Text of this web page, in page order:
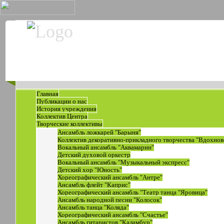
Главная
Публикации о нас
История учреждения
Коллектив Центра
Творческие коллективы
Ансамбль ложкарей "Барыня"
Коллектив декоративно-прикладного творчества
Вокальный ансамбль "Аквамарин"
Детский духовой оркестр
Вокальный ансамбль "Музыкальный экспресс"
Детский хор "Юность"
Хореографический ансамбль "Антре"
Ансамбль флейт "Каприс"
Хореографический ансамбль "Театр танца "Яровица"
Ансамбль народной песни "Колосок"
Ансамбль танца "Коляда"
Хореографический ансамбль "Счастье"
Ансамбль гитаристов "Каламбур"